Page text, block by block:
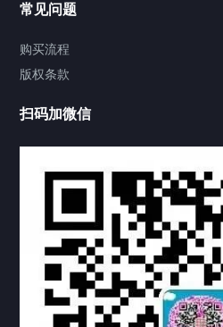
视频中心
热门标签 TAG
机构链接
联系方式 关于我们
下载与支持
常见问题
购买流程
版权条款
扫码加微信